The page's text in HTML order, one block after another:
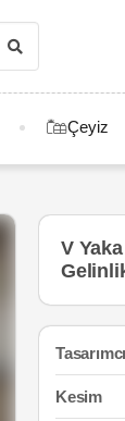
Çeyiz
V
Tasarımcı
Kesim